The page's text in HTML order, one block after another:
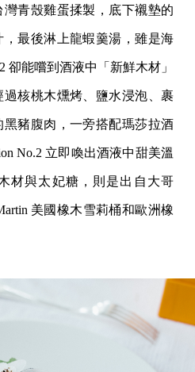
青殼雞蛋揉製，底下襯墊的
最後淋上龍蝦羹湯，雖是海
卻能嚐到酒液中「新鮮木材」
核桃木燻烤、鹽水浸泡、裹
黑豬腹肉，一旁搭配瑪莎拉酒
No.2 立即喚出酒液中甜美溫
材與太妃糖，則是出自大哥
美國橡木雪莉桶和歐洲橡